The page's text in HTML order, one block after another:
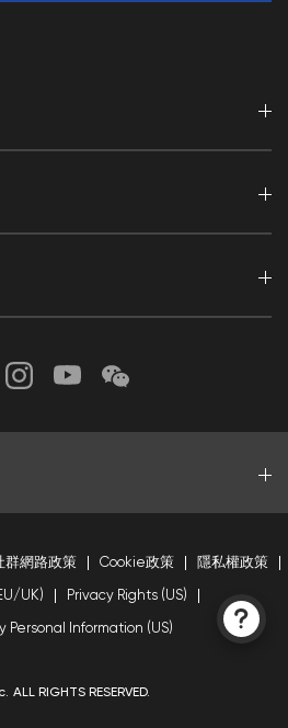
群網路政策 Cookie政策 隱私權政策
UK) Privacy Rights (US)
Personal Information (US)
ALL RIGHTS RESERVED.